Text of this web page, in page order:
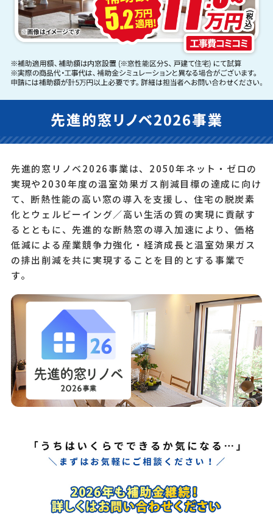
先進的窓リノベ2026事業は、2050年ネット・ゼロの
実現や2030年度の温室効果ガス削減目標の達成に向け
て、断熱性能の高い窓の導入を支援し、住宅の脱炭素
化とウェルビーイング／高い生活の質の実現に貢献す
るとともに、先進的な断熱窓の導入加速により、価格
低減による産業競争力強化・経済成長と温室効果ガス
の排出削減を共に実現することを目的とする事業で
す。